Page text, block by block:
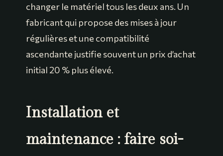
changer le matériel tous les deux ans. Un
fabricant qui propose des mises à jour
régulières et une compatibilité
ascendante justifie souvent un prix d’achat
initial 20 % plus élevé.
Installation et
maintenance : faire soi-